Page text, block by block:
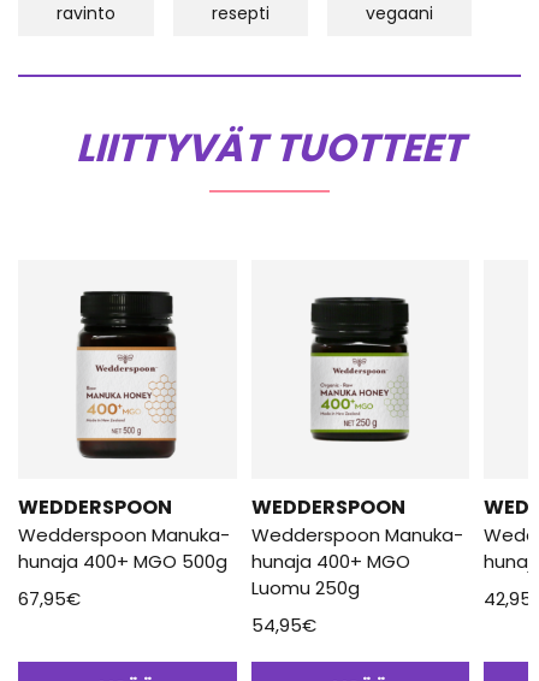
ravinto resepti vegaani
LIITTYVÄT TUOTTEET
WEDDERSPOON
Wedderspoon Manuka-
hunaja 400+ MGO 500g
67,95€
WEDDERSPOON
Wedderspoon Manuka-
hunaja 400+ MGO
Luomu 250g
54,95€
42,95